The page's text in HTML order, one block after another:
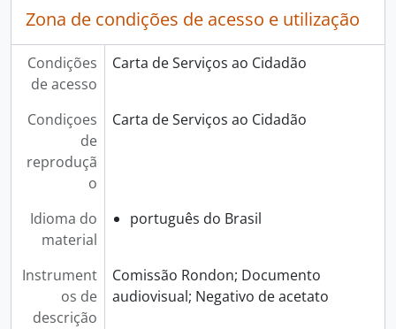
Zona de condições de acesso e utilização
Condições
de acesso
Carta de Serviços ao Cidadão
Condiçoes
de
reproduçã
o
Carta de Serviços ao Cidadão
Idioma do
material
português do Brasil
Instrument
os de
descrição
Comissão Rondon; Documento
audiovisual; Negativo de acetato